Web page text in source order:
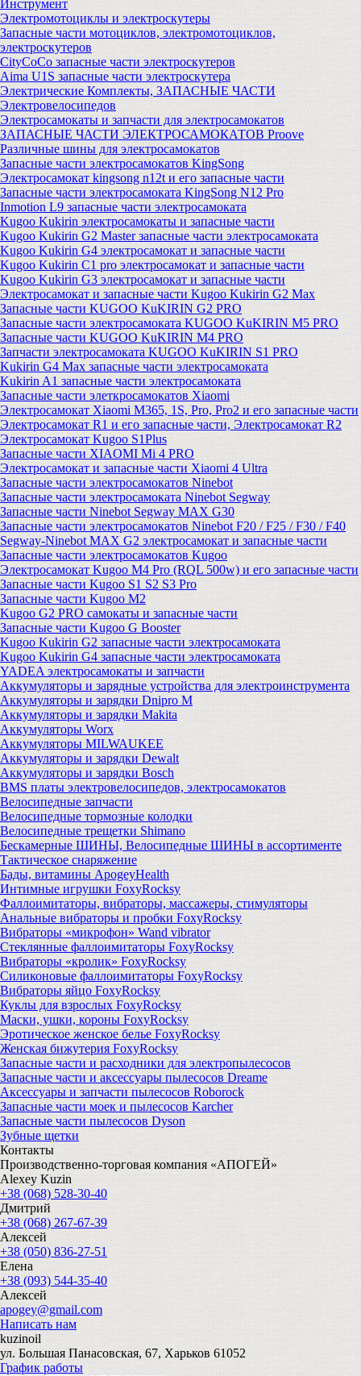
Инструмент
Электромотоциклы и электроскутеры
Запасные части мотоциклов, электромотоциклов,
электроскутеров
CityCoCo запасные части электроскутеров
Aima U1S запасные части электроскутера
Электрические Комплекты, ЗАПАСНЫЕ ЧАСТИ
Электровелосипедов
Электросамокаты и запчасти для электросамокатов
ЗАПАСНЫЕ ЧАСТИ ЭЛЕКТРОСАМОКАТОВ Proove
Различные шины для электросамокатов
Запасные части электросамокатов KingSong
Электросамокат kingsong n12t и его запасные части
Запасные части электросамоката KingSong N12 Pro
Inmotion L9 запасные части электросамоката
Kugoo Kukirin электросамокаты и запасные части
Kugoo Kukirin G2 Master запасные части электросамоката
Kugoo Kukirin G4 электросамокат и запасные части
Kugoo Kukirin C1 pro электросамокат и запасные части
Kugoo Kukirin G3 электросамокат и запасные части
Электросамокат и запасные части Kugoo Kukirin G2 Max
Запасные части KUGOO KuKIRIN G2 PRO
Запасные части электросамоката KUGOO KuKIRIN M5 PRO
Запасные части KUGOO KuKIRIN M4 PRO
Запчасти электросамоката KUGOO KuKIRIN S1 PRO
Kukirin G4 Max запасные части электросамоката
Kukirin A1 запасные части электросамоката
Запасные части элеткросамокатов Xiaomi
Электросамокат Xiaomi M365, 1S, Pro, Pro2 и его запасные части
Электросамокат R1 и его запасные части, Электросамокат R2
Электросамокат Kugoo S1Plus
Запасные части XIAOMI Mi 4 PRO
Электросамокат и запасные части Xiaomi 4 Ultra
Запасные части электросамокатов Ninebot
Запасные части электросамоката Ninebot Segway
Запасные части Ninebot Segway MAX G30
Запасные части электросамокатов Ninebot F20 / F25 / F30 / F40
Segway-Ninebot MAX G2 электросамокат и запасные части
Запасные части электросамокатов Kugoo
Электросамокат Kugoo M4 Pro (RQL 500w) и его запасные части
Запасные части Kugoo S1 S2 S3 Pro
Запасные части Kugoo M2
Kugoo G2 PRO самокаты и запасные части
Запасные части Kugoo G Booster
Kugoo Kukirin G2 запасные части электросамоката
Kugoo Kukirin G4 запасные части электросамоката
YADEA электросамокаты и запчасти
Аккумуляторы и зарядные устройства для электроинструмента
Аккумуляторы и зарядки Dnipro M
Аккумуляторы и зарядки Makita
Аккумуляторы Worx
Аккумуляторы MILWAUKEE
Аккумуляторы и зарядки Dewalt
Аккумуляторы и зарядки Bosch
BMS платы электровелосипедов, электросамокатов
Велосипедные запчасти
Велосипедные тормозные колодки
Велосипедные трещетки Shimano
Бескамерные ШИНЫ, Велосипедные ШИНЫ в ассортименте
Тактическое снаряжение
Бады, витамины ApogeyHealth
Интимные игрушки FoxyRocksy
Фаллоимитаторы, вибраторы, массажеры, стимуляторы
Анальные вибраторы и пробки FoxyRocksy
Вибраторы «микрофон» Wand vibrator
Стеклянные фаллоимитаторы FoxyRocksy
Вибраторы «кролик» FoxyRocksy
Силиконовые фаллоимитаторы FoxyRocksy
Вибраторы яйцо FoxyRocksy
Куклы для взрослых FoxyRocksy
Маски, ушки, короны FoxyRocksy
Эротическое женское белье FoxyRocksy
Женская бижутерия FoxyRocksy
Запасные части и расходники для электропылесосов
Запасные части и аксессуары пылесосов Dreame
Аксессуары и запчасти пылесосов Roborock
Запасные части моек и пылесосов Karcher
Запасные части пылесосов Dyson
Зубные щетки
Контакты
Производственно-торговая компания «АПОГЕЙ»
Alexey Kuzin
+38 (068) 528-30-40
Дмитрий
+38 (068) 267-67-39
Алексей
+38 (050) 836-27-51
Елена
+38 (093) 544-35-40
Алексей
apogey@gmail.com
Написать нам
kuzinoil
ул. Большая Панасовская, 67, Харьков 61052
График работы